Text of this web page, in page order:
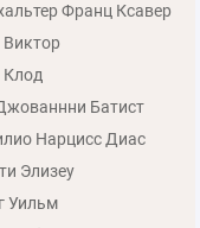
Франц Ксавер
Клод
Батист
Нарцисс Диас
Элизеу
Уильм